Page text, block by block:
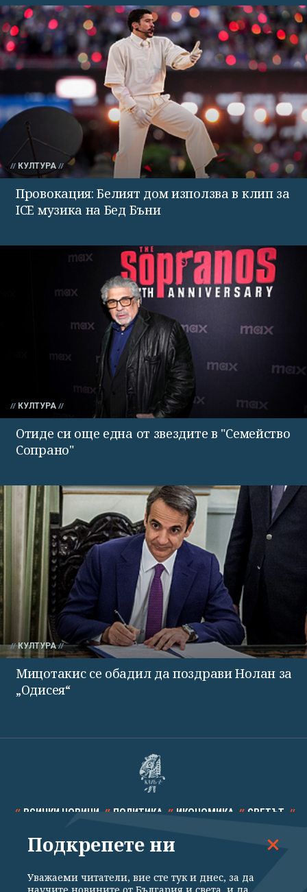
КУЛТУРА
Провокация: Белият дом използва в клип за
ICE музика на Бед Бъни
КУЛТУРА
Отиде си още една от звездите в "Семейство
Сопрано"
КУЛТУРА
Мицотакис се обадил да поздрави Нолан за
„Одисея“
ВСИЧКИ НОВИНИ ПОЛИТИКА ИКОНОМИКА СВЕТЪТ
СПОРТ КУЛТУРА ТЕХНОЛОГИИ КАЛЕЙДОСКОП
Подкрепете ни
Уважаеми читатели, вие сте тук и днес, за да